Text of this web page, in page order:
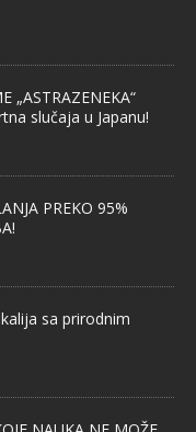
„ASTRAZENEKA“
slučaja u Japanu!
PREKO 95%
sa prirodnim